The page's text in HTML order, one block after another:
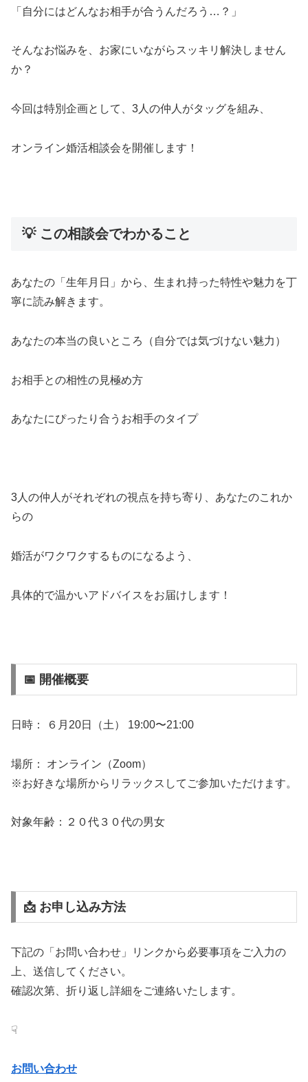
「自分にはどんなお相手が合うんだろう…？」
そんなお悩みを、お家にいながらスッキリ解決しません
か？
今回は特別企画として、3人の仲人がタッグを組み、
オンライン婚活相談会を開催します！
💡 この相談会でわかること
あなたの「生年月日」から、生まれ持った特性や魅力を丁
寧に読み解きます。
あなたの本当の良いところ（自分では気づけない魅力）
お相手との相性の見極め方
あなたにぴったり合うお相手のタイプ
3人の仲人がそれぞれの視点を持ち寄り、あなたのこれか
らの
婚活がワクワクするものになるよう、
具体的で温かいアドバイスをお届けします！
📅 開催概要
日時： ６月20日（土） 19:00〜21:00
場所： オンライン（Zoom）
※お好きな場所からリラックスしてご参加いただけます。
対象年齢：２０代３０代の男女
📩 お申し込み方法
下記の「お問い合わせ」リンクから必要事項をご入力の
上、送信してください。
確認次第、折り返し詳細をご連絡いたします。
☟
お問い合わせ